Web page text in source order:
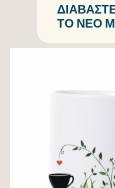
Ο ΝΈΟ